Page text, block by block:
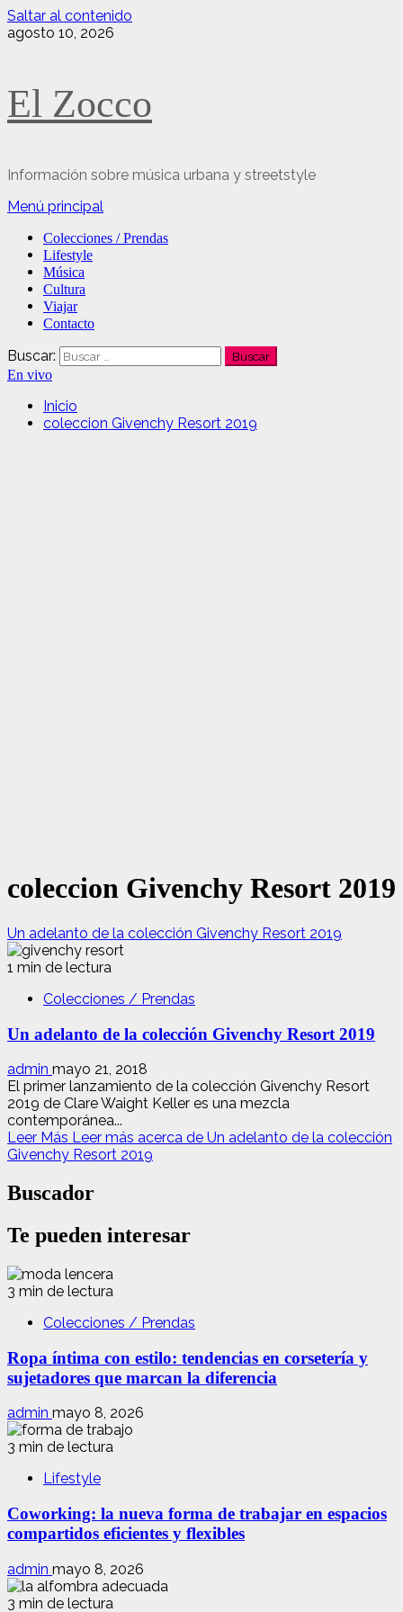
Saltar al contenido
agosto 10, 2026
El Zocco
Información sobre música urbana y streetstyle
Menú principal
Colecciones / Prendas
Lifestyle
Música
Cultura
Viajar
Contacto
Buscar:
En vivo
Inicio
coleccion Givenchy Resort 2019
coleccion Givenchy Resort 2019
Un adelanto de la colección Givenchy Resort 2019
1 min de lectura
Colecciones / Prendas
Un adelanto de la colección Givenchy Resort 2019
admin mayo 21, 2018
El primer lanzamiento de la colección Givenchy Resort
2019 de Clare Waight Keller es ​​una mezcla
contemporánea...
Leer Más Leer más acerca de Un adelanto de la colección
Givenchy Resort 2019
Buscador
Te pueden interesar
3 min de lectura
Colecciones / Prendas
Ropa íntima con estilo: tendencias en corsetería y
sujetadores que marcan la diferencia
admin mayo 8, 2026
3 min de lectura
Lifestyle
Coworking: la nueva forma de trabajar en espacios
compartidos eficientes y flexibles
admin mayo 8, 2026
3 min de lectura